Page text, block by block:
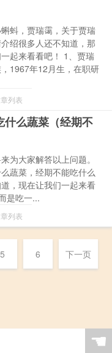
蚪，贾瑞霭，关于贾瑞
绍很多人还不知道，那
起来看看吧！ 1、贾瑞
1967年12月生，在职研
列表
什么蔬菜（经期不
为大家解答以上问题。
蔬菜，经期不能吃什么
，现在让我们一起来看
是吃一...
列表
5 6 下一页
☚